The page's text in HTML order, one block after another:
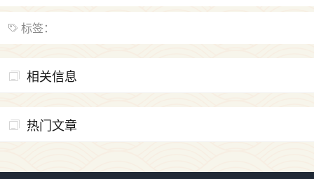
标签：
相关信息
热门文章
优秀的张同学
老师收徒吗？？我对这些很感兴趣
15